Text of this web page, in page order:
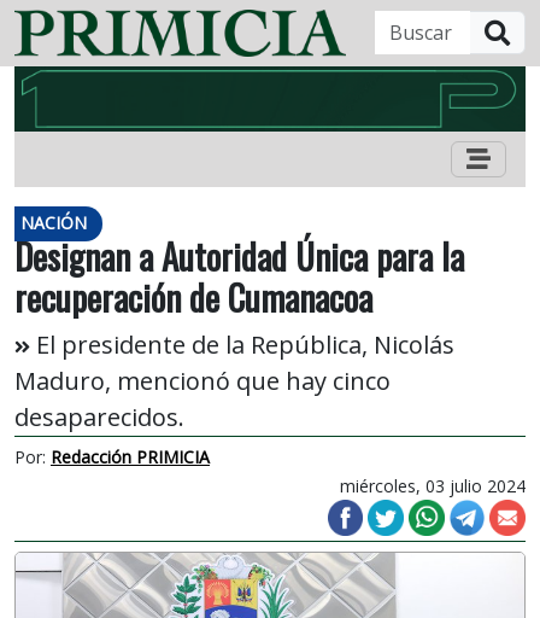
NACIÓN
Designan a Autoridad Única para la
recuperación de Cumanacoa
El presidente de la República, Nicolás
Maduro, mencionó que hay cinco
desaparecidos.
Por: Redacción PRIMICIA
miércoles, 03 julio 2024